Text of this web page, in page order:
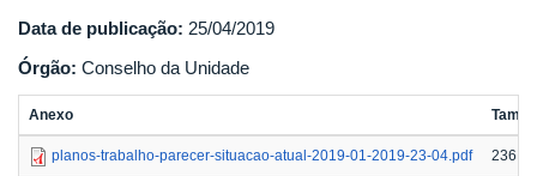
Data de publicação: 25/04/2019
Órgão: Conselho da Unidade
Anexo
planos-trabalho-parecer-situacao-atual-2019-01-2019-23-04.pdf 236.1